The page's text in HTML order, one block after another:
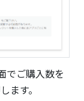
でご購入数を
ます。